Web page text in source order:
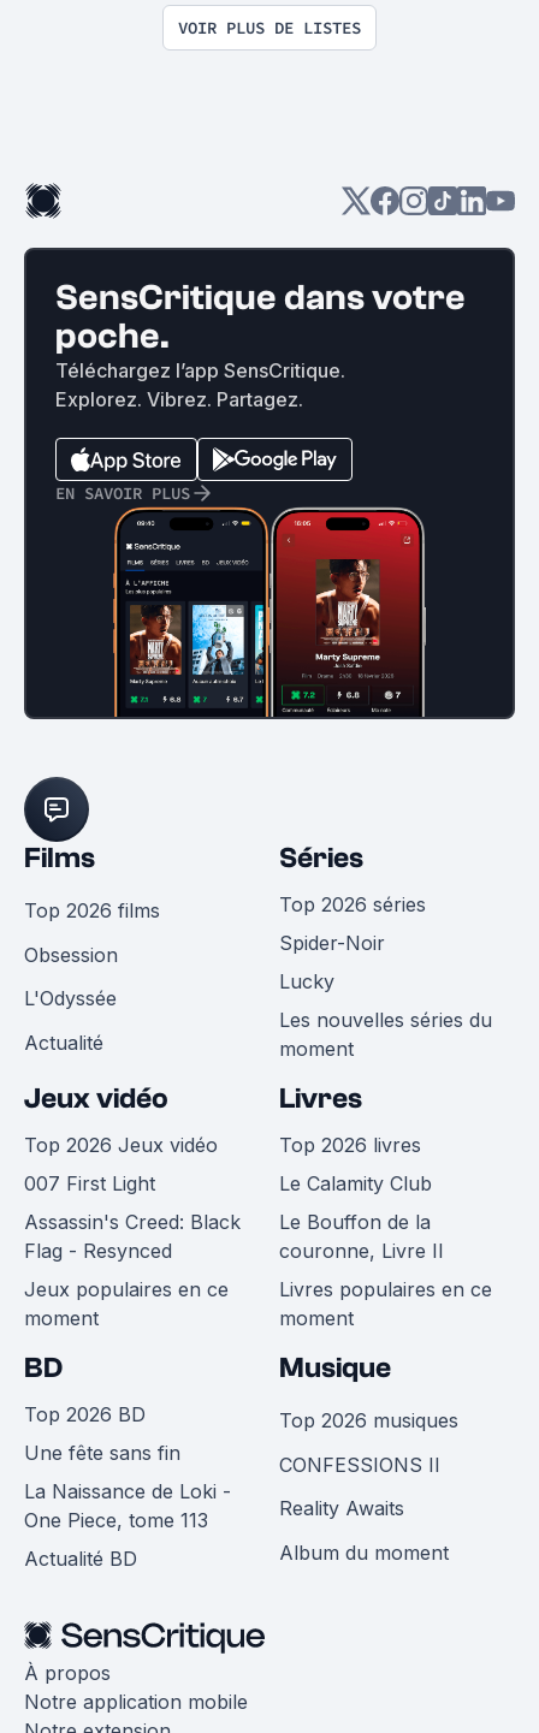
VOIR PLUS DE LISTES
SensCritique dans votre
poche.
Téléchargez l’app SensCritique.
Explorez. Vibrez. Partagez.
EN SAVOIR PLUS
Films
Top 2026 films
Obsession
L'Odyssée
Actualité
Séries
Top 2026 séries
Spider-Noir
Lucky
Les nouvelles séries du
moment
Jeux vidéo
Top 2026 Jeux vidéo
007 First Light
Assassin's Creed: Black
Flag - Resynced
Jeux populaires en ce
moment
Livres
Top 2026 livres
Le Calamity Club
Le Bouffon de la
couronne, Livre II
Livres populaires en ce
moment
BD
Top 2026 BD
Une fête sans fin
La Naissance de Loki -
One Piece, tome 113
Actualité BD
Musique
Top 2026 musiques
CONFESSIONS II
Reality Awaits
Album du moment
À propos
Notre application mobile